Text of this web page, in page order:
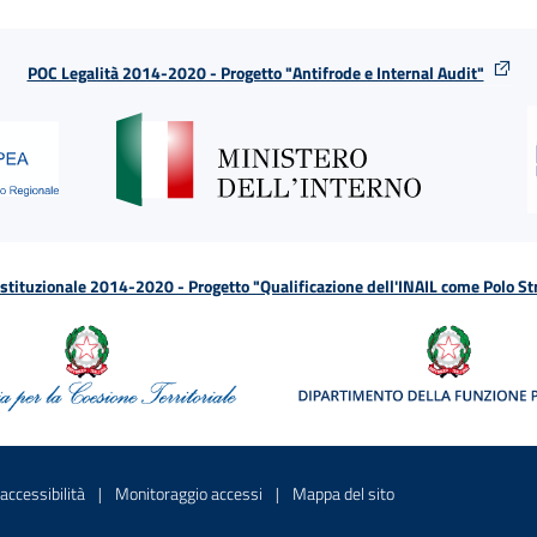
POC Legalità 2014-2020 - Progetto "Antifrode e Internal Audit"
2014-2020 - Progetto "Qualificazione dell'INAIL come Polo
una nuova finestraSito interno - Apre in una nuova finestra
Monitoraggio accessi Sito interno - Apre in una nuova
Mappa del sitoSito interno - Apre